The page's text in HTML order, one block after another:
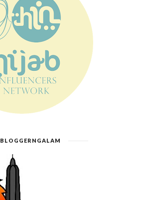
BLOGGERNGALAM